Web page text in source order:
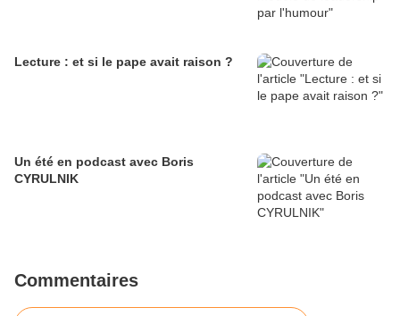
Lecture : et si le pape avait raison ?
Un été en podcast avec Boris
CYRULNIK
Commentaires